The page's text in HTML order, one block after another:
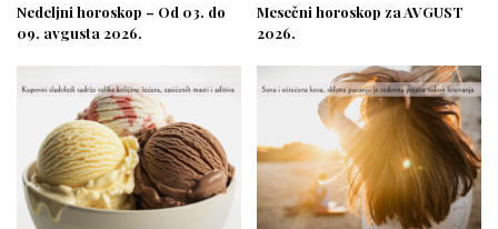
Nedeljni horoskop – Od 03. do
09. avgusta 2026.
Mesečni horoskop za AVGUST
2026.